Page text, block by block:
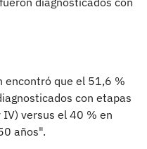
encontró que el 51,6 %
con etapas
versus el 40 % en
años".